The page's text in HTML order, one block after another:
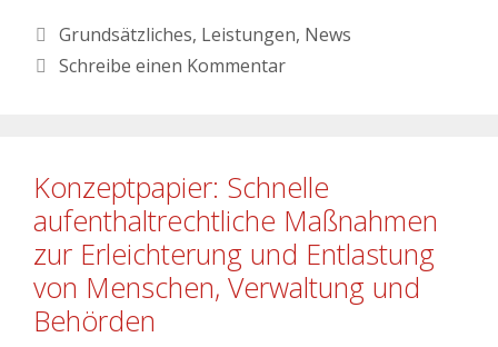
Grundsätzliches, Leistungen, News
Schreibe einen Kommentar
Konzeptpapier: Schnelle
aufenthaltrechtliche Maßnahmen
zur Erleichterung und Entlastung
von Menschen, Verwaltung und
Behörden